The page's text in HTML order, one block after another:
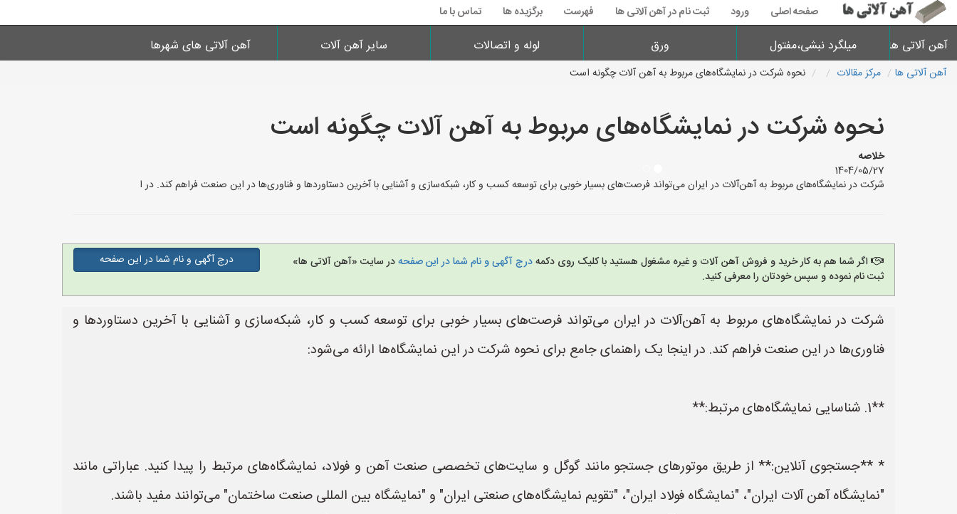
صفحه اصلی ورود ثبت نام در آهن آلاتی ها فهرست برگزیده ها تماس با ما
آهن آلاتی ها میلگرد نبشی،مفتول ورق لوله و اتصالات سایر آهن آلات آهن آلاتی های شهرها
آهن آلاتی ها مرکز مقالات نحوه شرکت در نمایشگاه‌های مربوط به آهن آلات چگونه است
نحوه شرکت در نمایشگاه‌های مربوط به آهن آلات چگونه است
خلاصه
1404/05/27
شرکت در نمایشگاه‌های مربوط به آهن‌آلات در ایران می‌تواند فرصت‌های بسیار خوبی برای توسعه کسب و کار، شبکه‌سازی و آشنایی با آخرین دستاوردها و فناوری‌ها در این صنعت فراهم کند. در ا
اگر شما هم به کار خرید و فروش آهن آلات و غیره مشغول هستید با کلیک روی دکمهدرج آگهی و نام شما در این صفحهدر سایت «آهن آلاتی ها»
ثبت نام نموده و سپس خودتان را معرفی کنید.
درج آگهی و نام شما در این صفحه
شرکت در نمایشگاه‌های مربوط به آهن‌آلات در ایران می‌تواند فرصت‌های بسیار خوبی برای توسعه کسب و کار، شبکه‌سازی و آشنایی با آخرین دستاوردها و
فناوری‌ها در این صنعت فراهم کند. در اینجا یک راهنمای جامع برای نحوه شرکت در این نمایشگاه‌ها ارائه می‌شود:
**1. شناسایی نمایشگاه‌های مرتبط:**
* **جستجوی آنلاین:** از طریق موتورهای جستجو مانند گوگل و سایت‌های تخصصی صنعت آهن و فولاد، نمایشگاه‌های مرتبط را پیدا کنید. عباراتی مانند
"نمایشگاه آهن آلات ایران"، "نمایشگاه فولاد ایران"، "تقویم نمایشگاه‌های صنعتی ایران" و "نمایشگاه بین المللی صنعت ساختمان" می‌توانند مفید باشند.